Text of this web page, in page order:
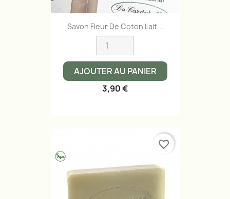
Savon Fleur De Coton Lait...
AJOUTER AU PANIER
3,90 €
favorite_border